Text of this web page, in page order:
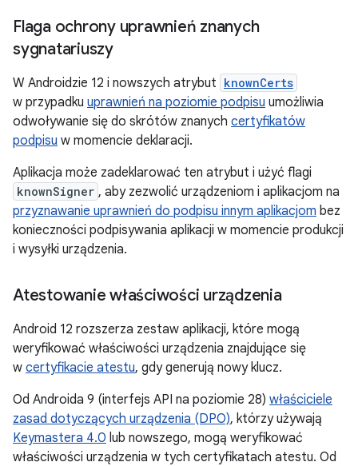
Flaga ochrony uprawnień znanych
sygnatariuszy
W Androidzie 12 i nowszych atrybut knownCerts
w przypadku uprawnień na poziomie podpisu umożliwia
odwoływanie się do skrótów znanych certyfikatów
podpisu w momencie deklaracji.
Aplikacja może zadeklarować ten atrybut i użyć flagi
knownSigner , aby zezwolić urządzeniom i aplikacjom na
przyznawanie uprawnień do podpisu innym aplikacjom bez
konieczności podpisywania aplikacji w momencie produkcji
i wysyłki urządzenia.
Atestowanie właściwości urządzenia
Android 12 rozszerza zestaw aplikacji, które mogą
weryfikować właściwości urządzenia znajdujące się
w certyfikacie atestu, gdy generują nowy klucz.
Od Androida 9 (interfejs API na poziomie 28) właściciele
zasad dotyczących urządzenia (DPO), którzy używają
Keymastera 4.0 lub nowszego, mogą weryfikować
właściwości urządzenia w tych certyfikatach atestu. Od